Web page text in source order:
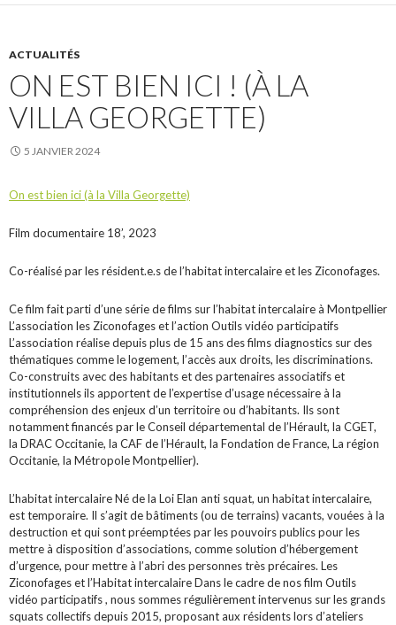
ACTUALITÉS
ON EST BIEN ICI ! (À LA
VILLA GEORGETTE)
5 JANVIER 2024
On est bien ici (à la Villa Georgette)
Film documentaire 18’, 2023
Co-réalisé par les résident.e.s de l’habitat intercalaire et les Ziconofages.
Ce film fait parti d’une série de films sur l’habitat intercalaire à Montpellier
L’association les Ziconofages et l’action Outils vidéo participatifs
L’association réalise depuis plus de 15 ans des films diagnostics sur des
thématiques comme le logement, l’accès aux droits, les discriminations.
Co-construits avec des habitants et des partenaires associatifs et
institutionnels ils apportent de l’expertise d’usage nécessaire à la
compréhension des enjeux d’un territoire ou d’habitants. Ils sont
notamment financés par le Conseil départemental de l’Hérault, la CGET,
la DRAC Occitanie, la CAF de l’Hérault, la Fondation de France, La région
Occitanie, la Métropole Montpellier).
L’habitat intercalaire Né de la Loi Elan anti squat, un habitat intercalaire,
est temporaire. Il s’agit de bâtiments (ou de terrains) vacants, vouées à la
destruction et qui sont préemptées par les pouvoirs publics pour les
mettre à disposition d’associations, comme solution d’hébergement
d’urgence, pour mettre à l’abri des personnes très précaires. Les
Ziconofages et l’Habitat intercalaire Dans le cadre de nos film Outils
vidéo participatifs , nous sommes régulièrement intervenus sur les grands
squats collectifs depuis 2015, proposant aux résidents lors d’ateliers